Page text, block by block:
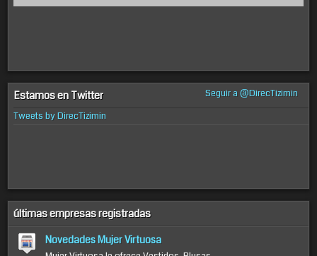
Estamos en Twitter
Seguir a @DirecTizimin
Tweets by DirecTizimin
últimas empresas registradas
Novedades Mujer Virtuosa